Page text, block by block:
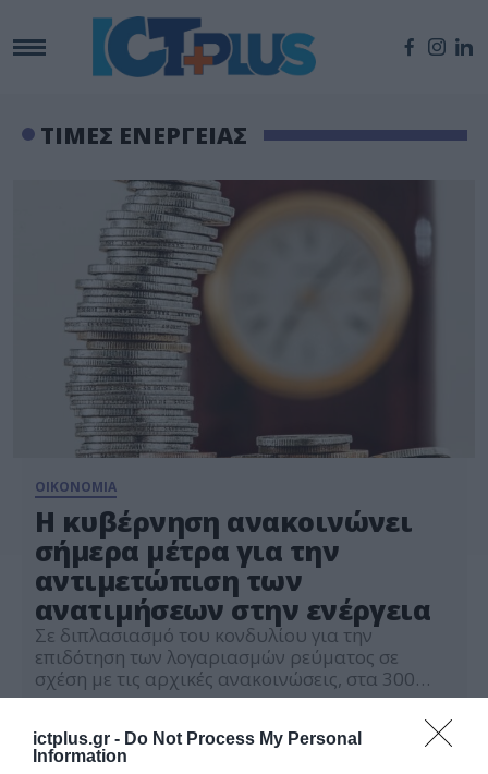
ictplus.gr - Do Not Process My Personal
Information
ΤΙΜΕΣ ΕΝΕΡΓΕΙΑΣ
ΟΙΚΟΝΟΜΙΑ
Η κυβέρνηση ανακοινώνει
σήμερα μέτρα για την
αντιμετώπιση των
ανατιμήσεων στην ενέργεια
Σε διπλασιασμό του κονδυλίου για την
επιδότηση των λογαριασμών ρεύματος σε
σχέση με τις αρχικές ανακοινώσεις, στα 300
εκατ. ευρώ και σε διεύρυνση των κριτηρίων για
καλύπτει και τους καταναλωτές φυσικού
αερίου με κόστος κοντά στα 200 εκατ. ευρώ